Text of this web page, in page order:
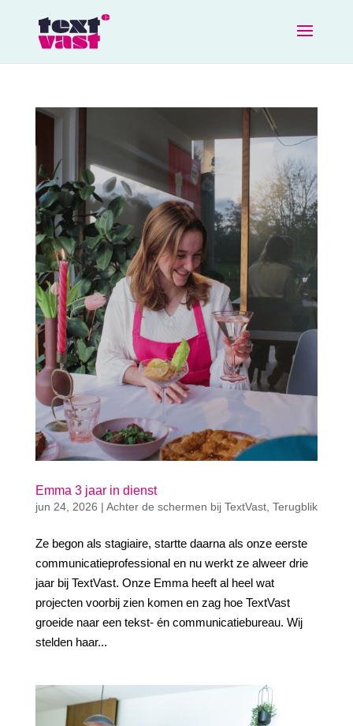
Emma 3 jaar in dienst
jun 24, 2026 | Achter de schermen bij TextVast, Terugblik
Ze begon als stagiaire, startte daarna als onze eerste
communicatieprofessional en nu werkt ze alweer drie
jaar bij TextVast. Onze Emma heeft al heel wat
projecten voorbij zien komen en zag hoe TextVast
groeide naar een tekst- én communicatiebureau. Wij
stelden haar...